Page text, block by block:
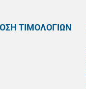
ΤΙΜΟΛΟΓΙΩΝ